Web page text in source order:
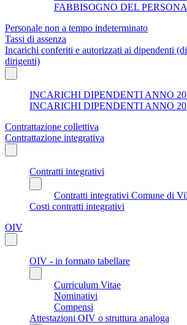
FABBISOGNO DEL
Personale non a tempo indeterminato
Tassi di assenza
Incarichi conferiti e autorizzati ai dipendenti
dirigenti)
INCARICHI DIPENDENTI ANNO
INCARICHI DIPENDENTI ANNO
Contrattazione collettiva
Contrattazione integrativa
Contratti integrativi
Contratti integrativi Comune di
Costi contratti integrativi
OIV
OIV - in formato tabellare
Curriculum Vitae
Nominativi
Compensi
Attestazioni OIV o struttura analoga